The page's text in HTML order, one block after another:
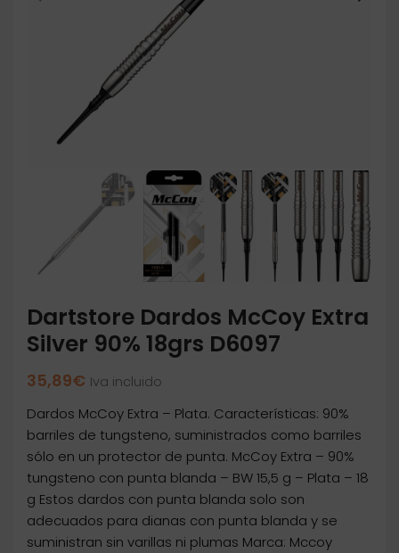
Dartstore Dardos McCoy Extra
Silver 90% 18grs D6097
35,89€ Iva incluido
Dardos McCoy Extra – Plata. Características: 90%
barriles de tungsteno, suministrados como barriles
sólo en un protector de punta. McCoy Extra – 90%
tungsteno con punta blanda – BW 15,5 g – Plata – 18
g Estos dardos con punta blanda solo son
adecuados para dianas con punta blanda y se
suministran sin varillas ni plumas Marca: Mccoy